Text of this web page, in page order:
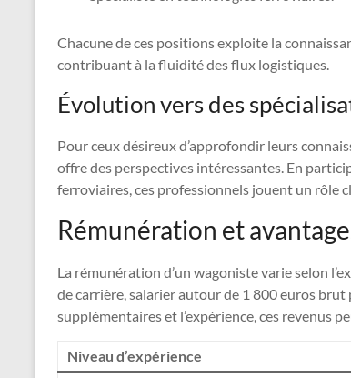
Chacune de ces positions exploite la
contribuant à la fluidité des flux logistiques.
Évolution vers des
Pour ceux désireux d’approfondir leurs
offre des perspectives intéressantes. En
ferroviaires, ces professionnels jouent un rôle
Rémunération et
La rémunération d’un wagoniste varie selon
de carrière, salarier autour de 1 800 euros
supplémentaires et l’expérience, ces revenus
Niveau d’expérience